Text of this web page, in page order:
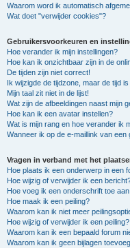
Waarom word ik automatisch
Wat doet "verwijder cookies"?
Gebruikersvoorkeuren en
Hoe verander ik mijn instellingen?
Hoe kan ik onzichtbaar zijn in de
De tijden zijn niet correct!
Ik wijzigde de tijdzone, maar de tijd
Mijn taal zit niet in de lijst!
Wat zijn de afbeeldingen naast mijn
Hoe kan ik een avatar instellen?
Wat is mijn rang en hoe verander ik
Wanneer ik op de e-maillink van
Vragen in verband met het
Hoe plaats ik een onderwerp in een
Hoe wijzig of verwijder ik een
Hoe voeg ik een onderschrift toe
Hoe maak ik een peiling?
Waarom kan ik niet meer
Hoe wijzig of verwijder ik een peiling?
Waarom kan ik een bepaald forum
Waarom kan ik geen bijlagen